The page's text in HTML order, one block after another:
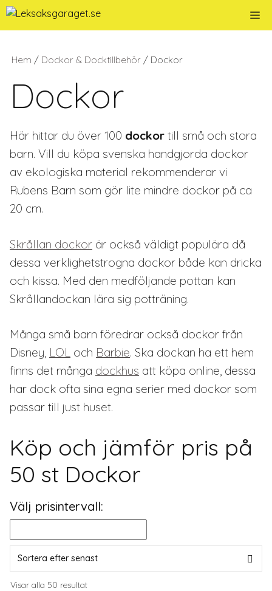
Hoppa
till
Hem / Dockor & Docktillbehör / Dockor
Dockor
Här hittar du över 100 dockor till små och stora
barn. Vill du köpa svenska handgjorda dockor
av ekologiska material rekommenderar vi
Rubens Barn som gör lite mindre dockor på ca
20 cm.
Skrållan dockor är också väldigt populära då
dessa verklighetstrogna dockor både kan dricka
och kissa. Med den medföljande pottan kan
Skrållandockan lära sig potträning.
Många små barn föredrar också dockor från
Disney, LOL och Barbie. Ska dockan ha ett hem
finns det många dockhus att köpa online, dessa
har dock ofta sina egna serier med dockor som
passar till just huset.
Köp och jämför pris på
50 st Dockor
Välj prisintervall:
Visar alla 50 resultatSortera